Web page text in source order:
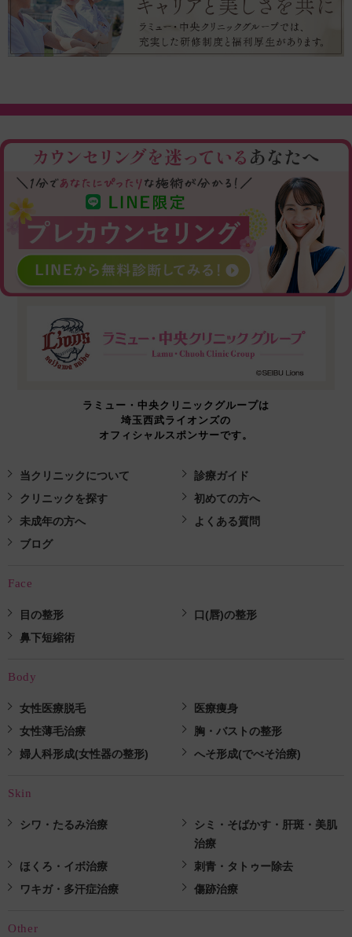
ラミュー・中央クリニックグループは
埼玉西武ライオンズの
オフィシャルスポンサーです。
当クリニックについて
診療ガイド
クリニックを探す
初めての方へ
未成年の方へ
よくある質問
ブログ
Face
目の整形
口(唇)の整形
鼻下短縮術
Body
女性医療脱毛
医療痩身
女性薄毛治療
胸・バストの整形
婦人科形成(女性器の整形)
へそ形成(でべそ治療)
Skin
シワ・たるみ治療
シミ・そばかす・肝斑・美肌
治療
ほくろ・イボ治療
刺青・タトゥー除去
ワキガ・多汗症治療
傷跡治療
Other